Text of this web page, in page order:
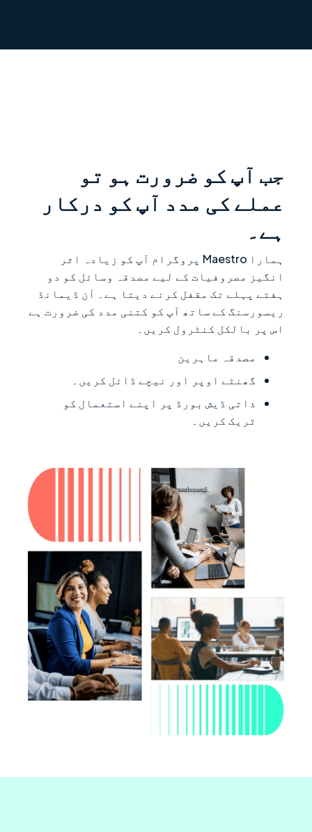
جب آپ کو ضرورت ہو تو
عملے کی مدد آپ کو درکار
ہے۔
ہمارا Maestro پروگرام آپ کو زیادہ اثر
انگیز مصروفیات کے لیے مصدقہ وسائل کو دو
ہفتے پہلے تک مقفل کرنے دیتا ہے۔ آن ڈیمانڈ
ریسورسنگ کے ساتھ آپ کو کتنی مدد کی ضرورت ہے
اس پر بالکل کنٹرول کریں۔
مصدقہ ماہرین
گھنٹے اوپر اور نیچے ڈائل کریں۔
ذاتی ڈیش بورڈ پر اپنے استعمال کو
ٹریک کریں۔